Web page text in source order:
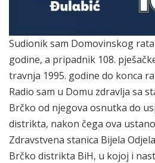
Sudionik sam Domovinskog
godine, a pripadnik 108.
travnja 1995. godine do konca
Radio sam u Domu zdravlja sa
Brčko od njegova osnutka do
distrikta, nakon čega ova
Zdravstvena stanica Bijela
Brčko distrikta BiH, u kojoj i